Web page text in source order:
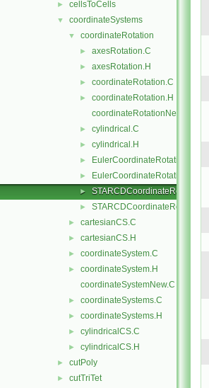
► cellsToCells
▼ coordinateSystems
▼ coordinateRotation
► axesRotation.C
► axesRotation.H
► coordinateRotation.C
►
coordinateRotation.H
coordinateRotationNew.C
► cylindrical.C
► cylindrical.H
► EulerCoordinateRotation.C
► EulerCoordinateRotation.H
► STARCDCoordinateRotation.C
► STARCDCoordinateRotation.H
► cartesianCS.C
► cartesianCS.H
► coordinateSystem.C
►
coordinateSystem.H
coordinateSystemNew.C
► coordinateSystems.C
► coordinateSystems.H
► cylindricalCS.C
► cylindricalCS.H
► cutPoly
► cutTriTet